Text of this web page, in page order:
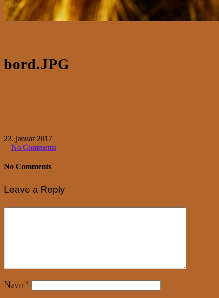
bord.JPG
23. januar 2017
No Comments
No Comments
Leave a Reply
Navn *